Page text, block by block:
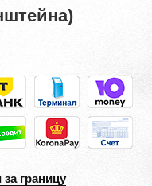
границу